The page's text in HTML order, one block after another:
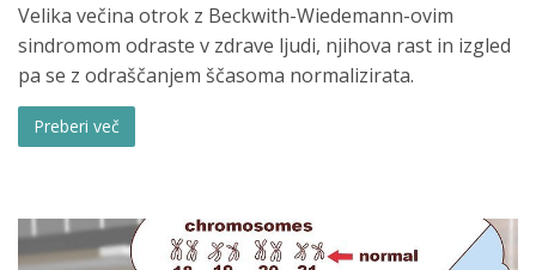
Velika večina otrok z Beckwith-Wiedemann-ovim
sindromom odraste v zdrave ljudi, njihova rast in izgled
pa se z odraščanjem ščasoma normalizirata.
Preberi več